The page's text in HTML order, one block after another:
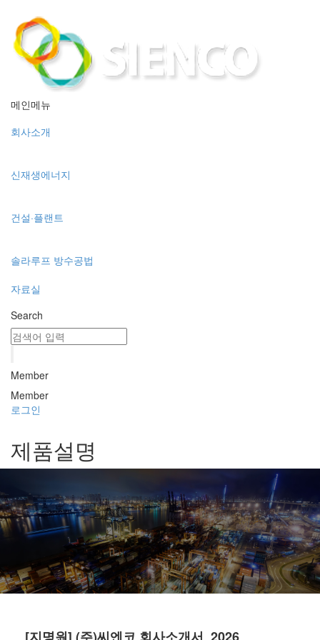
메인메뉴
회사소개
신재생에너지
건설·플랜트
솔라루프 방수공법
자료실
Search
Member
Member
로그인
제품설명
[지명원] (주)씨엔코 회사소개서_2026